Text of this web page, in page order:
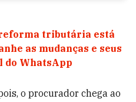
tributária está
as mudanças e seus
do WhatsApp
o procurador chega ao